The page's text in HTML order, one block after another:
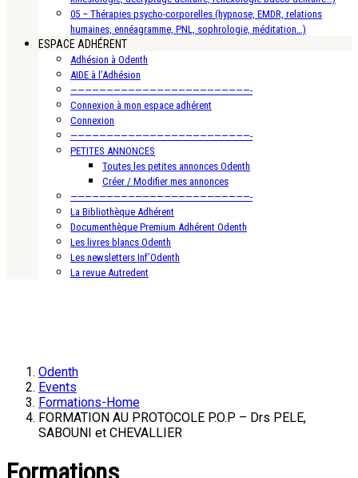
05 – Thérapies psycho-corporelles (hypnose, EMDR, relations
humaines, ennéagramme, PNL, sophrologie, méditation…)
ESPACE ADHÉRENT
Adhésion à Odenth
AIDE à l’Adhésion
—————————————————————————-
Connexion à mon espace adhérent
Connexion
—————————————————————————-
PETITES ANNONCES
Toutes les petites annonces Odenth
Créer / Modifier mes annonces
—————————————————————————-
La Bibliothèque Adhérent
Documenthèque Premium Adhérent Odenth
Les livres blancs Odenth
Les newsletters Inf’Odenth
La revue Autredent
Odenth
Events
Formations-Home
FORMATION AU PROTOCOLE P.O.P – Drs PELE,
SABOUNI et CHEVALLIER